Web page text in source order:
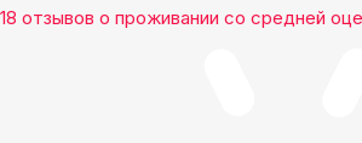
18 отзывов о проживании со средней